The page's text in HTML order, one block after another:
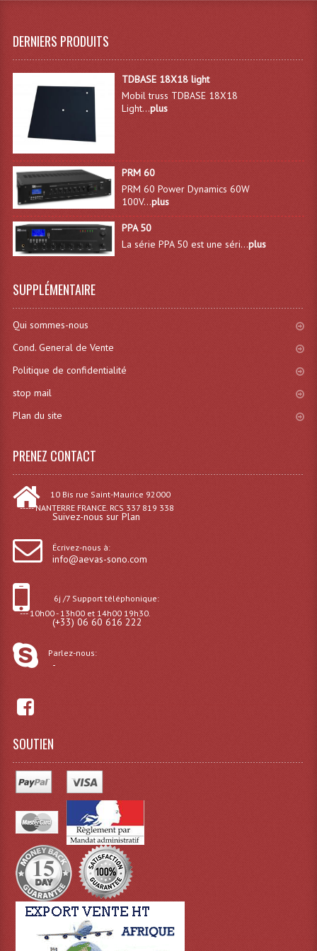
Sac Trolley De Transport
Sacs & Housses De Transport
Rack 19 Pouces Multiplis
Accessoires Flight-Case Coins Roulettes
Rack 19" STYLE VSR (capot En L)
Machines À Effets Fumées, Mousses, Liquid
Lanceur De Flammes Et Cartouche De Gaz
Machines À Fumée Lourde
Machines À Mousse, Neige, Liquides
Liquide À Bulles
Karaoké Materiel Lecteur Etc...
Matériel Karaoké
Disque LD (30 Cm.)
TARIF ET CATALOGUE DE LOCATION
DERNIERS PRODUITS
TDBASE 18X18 light
Mobil truss TDBASE 18X18
Light...plus
PRM 60
PRM 60 Power Dynamics 60W
100V...plus
PPA 50
La série PPA 50 est une séri...plus
SUPPLÉMENTAIRE
Qui sommes-nous
Cond. General de Vente
Politique de confidentialité
stop mail
Plan du site
PRENEZ CONTACT
10 Bis rue Saint-Maurice 92000
----- NANTERRE FRANCE. RCS 337 819 338
Suivez-nous sur Plan
Écrivez-nous à:
info@aevas-sono.com
6j /7 Support téléphonique:
--- 10h00 - 13h00 et 14h00 19h30.
(+33) 06 60 616 222
Parlez-nous:
-
SOUTIEN